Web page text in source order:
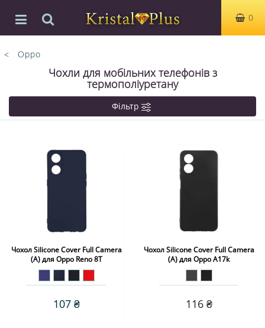
0
Oppo
Чохли для мобільних телефонів з
термополіуретану
Фільтр
Чохол Silicone Cover Full Camera
(A) для Oppo Reno 8T
107 ₴
Чохол Silicone Cover Full Camera
(A) для Oppo A17k
116 ₴